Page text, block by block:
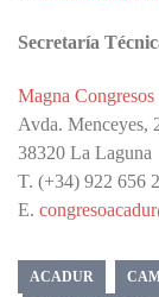
Secretaría
Magna Congresos
Avda. Menceyes,
38320 La Laguna
T. (+34) 922 656
E.
ACADUR